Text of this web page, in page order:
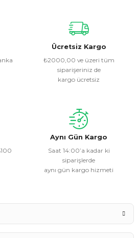
noktaları öneri formunu
teşekkür ederiz.
veya görüntülenemiyor.
daha pahalı.
alternatifler olmalı.
Ücretsiz Kargo
₺2000,00 ve üzeri tüm
siparişeriniz de
kargo ücretsiz
Aynı Gün Kargo
Saat 14:00’a kadar ki
siparişlerde
aynı gün kargo hizmeti